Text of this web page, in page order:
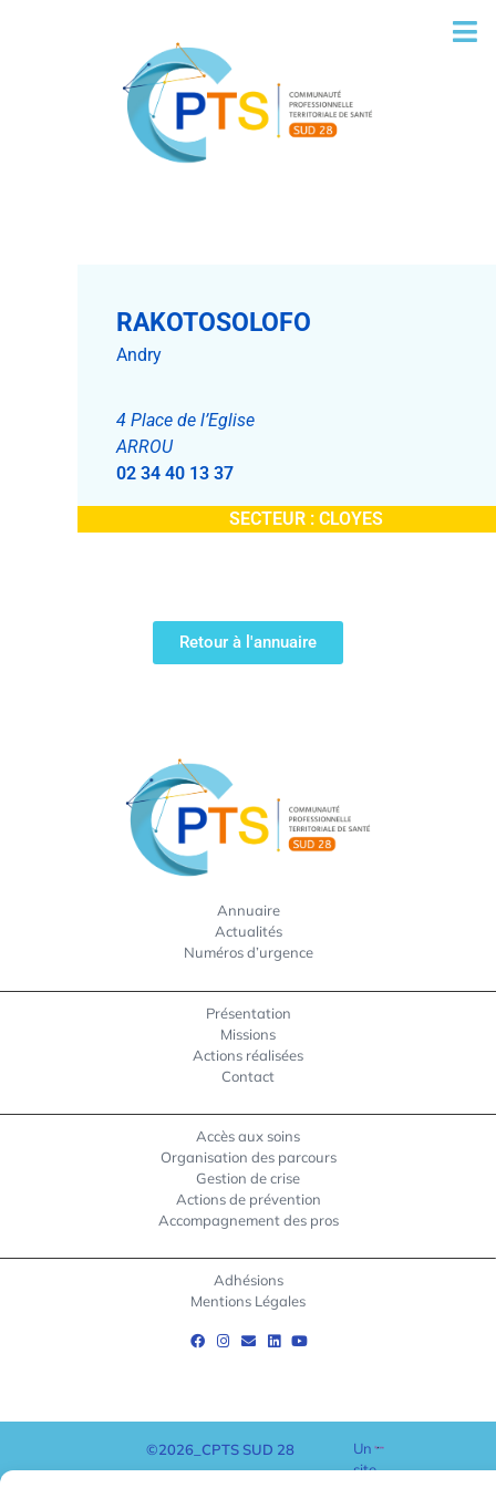
RAKOTOSOLOFO
Andry
4 Place de l’Eglise
ARROU
02 34 40 13 37
SECTEUR : CLOYES
Retour à l'annuaire
Annuaire
Actualités
Numéros d’urgence
Présentation
Missions
Actions réalisées
Contact
Accès aux soins
Organisation des parcours
Gestion de crise
Actions de prévention
Accompagnement des pros
Adhésions
Mentions Légales
©2026_CPTS SUD 28
Un
site